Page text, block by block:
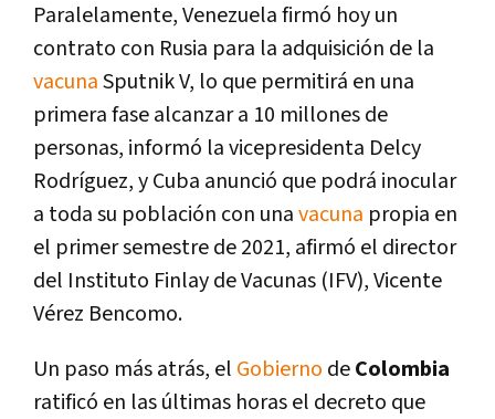
Paralelamente, Venezuela firmó hoy un
contrato con Rusia para la adquisición de la
vacunaSputnik V, lo que permitirá en una
primera fase alcanzar a 10 millones de
personas, informó la vicepresidenta Delcy
Rodríguez, y Cuba anunció que podrá inocular
a toda su población con unavacuna propia en
el primer semestre de 2021, afirmó el director
del Instituto Finlay de Vacunas (IFV), Vicente
Vérez Bencomo.
Un paso más atrás, el Gobierno deColombia
ratificó en las últimas horas el decreto que